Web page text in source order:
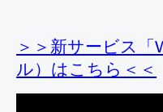
＞＞新サービス
ル）はこちら＜＜